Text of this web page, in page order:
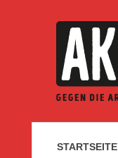
STARTSEITE